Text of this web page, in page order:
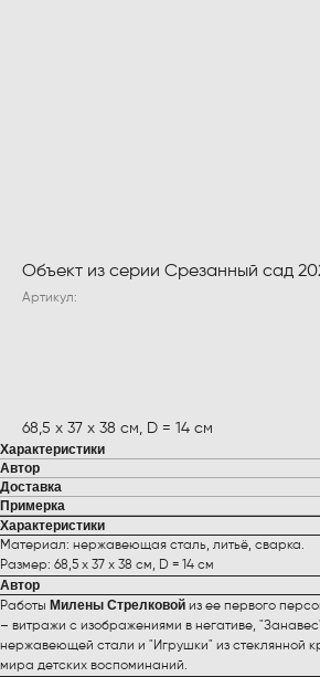
Объект из серии Срезанный сад
Артикул:
68,5 х 37 х 38 см, D = 14 см
Характеристики
Автор
Доставка
Примерка
Характеристики
Материал: нержавеющая сталь, литьё, сварка.
Размер: 68,5 х 37 х 38 см, D = 14 см
Автор
Работы Милены Стрелковой из ее первого
– витражи с изображениями в негативе,
нержавеющей стали и "Игрушки" из стеклянной
мира детских воспоминаний.